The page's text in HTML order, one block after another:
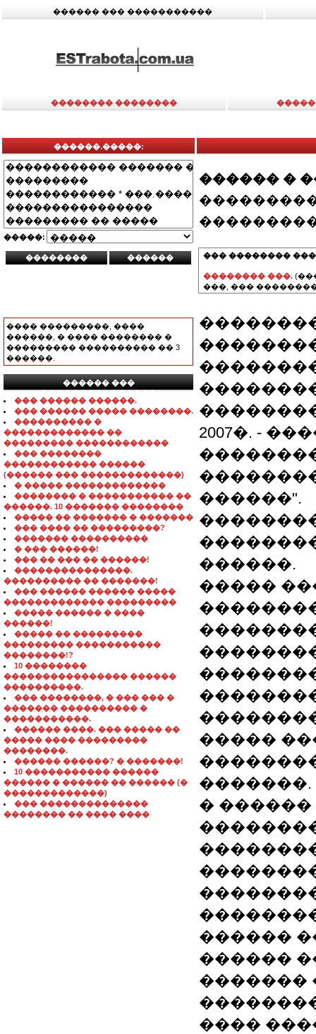
������ ��� �����������
�������� ��������
������.�����:
�����:
���� ���������, ����
������, � ���� �������� �
��������� ���������� �� 3
������.
������ ���
���������������
��� ������ ������.
��� ������ ����� ��������.
���������� �
������������� ��
��������� ������������
��� ��������
������������ ������
(������ ��� �������������)
� ����� �������������
�������� � ����������� ��
������. 10 ������� ��������
����� �� ������� � �������
��� ���� �� ���������?
������� ����������
� ��� ������!
��� �� ��� �� ������!
���������������.
���������� �� �������!
��� ������ ������ �����
������������� ���������
����� ������ � ����
������!
����� �� ���������
��������� �����������
��������!?
10 ��������
���������������� ������
����������.
��� ��������, � ��� ��� �
������� ���������� �
�����������.
������ ����. ��� ����� ��
����� ���� ���������
��������.
������ ������? � �������!
10 ����������� ������
������ � ������ �� ������ (�
�������������)
��� ��������������
�������� �� ���� ����
������ �
��� ��������
�������� ���.
���, ���
2007�. -
������".
������.
�����
�����
�������.
�
������
������
�������
����